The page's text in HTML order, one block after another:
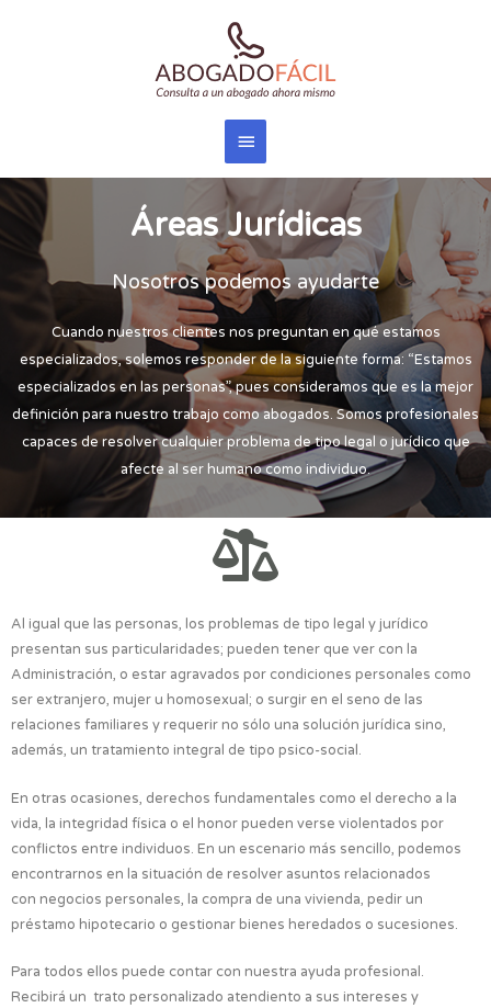
Áreas Jurídicas
Nosotros podemos ayudarte
Cuando nuestros clientes nos preguntan en qué estamos
especializados, solemos responder de la siguiente forma: “Estamos
especializados en las personas”, pues consideramos que es la mejor
definición para nuestro trabajo como abogados. Somos profesionales
capaces de resolver cualquier problema de tipo legal o jurídico que
afecte al ser humano como individuo.
Al igual que las personas, los problemas de tipo legal y jurídico
presentan sus particularidades; pueden tener que ver con la
Administración, o estar agravados por condiciones personales como
ser extranjero, mujer u homosexual; o surgir en el seno de las
relaciones familiares y requerir no sólo una solución jurídica sino,
además, un tratamiento integral de tipo psico-social.
En otras ocasiones, derechos fundamentales como el derecho a la
vida, la integridad física o el honor pueden verse violentados por
conflictos entre individuos. En un escenario más sencillo, podemos
encontrarnos en la situación de resolver asuntos relacionados
con negocios personales, la compra de una vivienda, pedir un
préstamo hipotecario o gestionar bienes heredados o sucesiones.
Para todos ellos puede contar con nuestra ayuda profesional.
Recibirá un trato personalizado atendiento a sus intereses y